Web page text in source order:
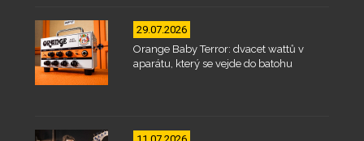
29.07.2026
Orange Baby Terror: dvacet wattů v
aparátu, který se vejde do batohu